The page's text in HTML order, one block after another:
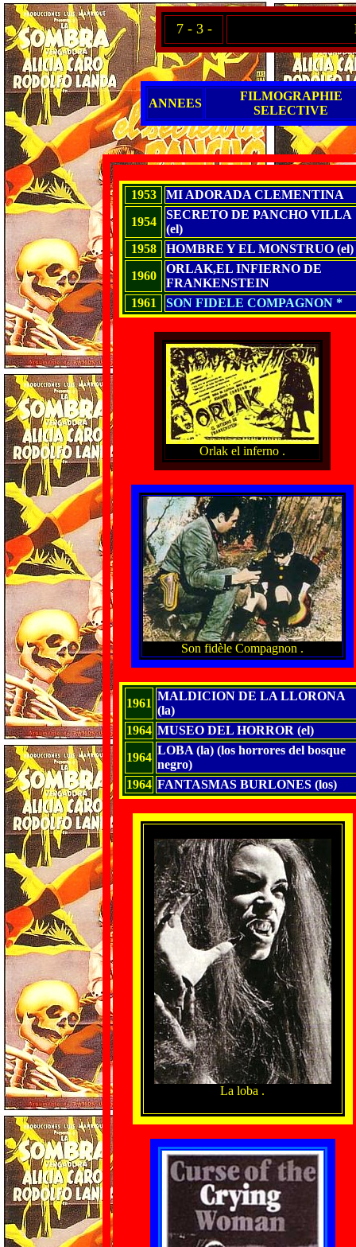
7 - 3 -
ANNEES
FILMOGRAPHIE
SELECTIVE
1953
MI ADORADA CLEMENTINA
1954
SECRETO DE PANCHO VILLA
(el)
1958
HOMBRE Y EL MONSTRUO (el)
1960
ORLAK,EL INFIERNO DE
FRANKENSTEIN
1961
SON FIDELE COMPAGNON *
Orlak el inferno .
Son fidèle Compagnon .
1961
MALDICION DE LA LLORONA
(la)
1964 MUSEO DEL HORROR (el)
1964
LOBA (la) (los horrores del bosque
negro)
1964 FANTASMAS BURLONES (los)
La loba .